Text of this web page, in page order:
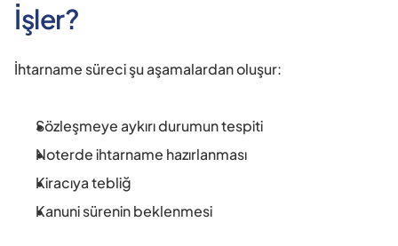
İşler?
İhtarname süreci şu aşamalardan oluşur:
Sözleşmeye aykırı durumun tespiti
Noterde ihtarname hazırlanması
Kiracıya tebliğ
Kanuni sürenin beklenmesi